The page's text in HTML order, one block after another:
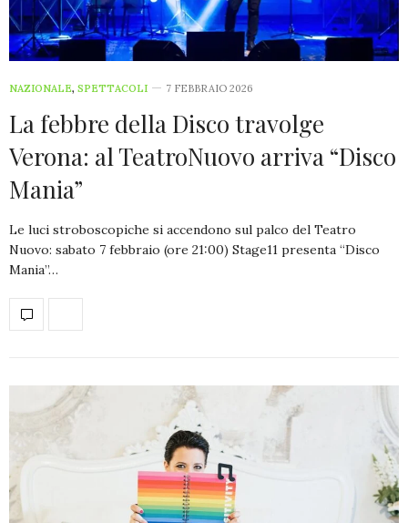
NAZIONALE, SPETTACOLI 7 FEBBRAIO 2026
La febbre della Disco travolge
Verona: al TeatroNuovo arriva “Disco
Mania”
Le luci stroboscopiche si accendono sul palco del Teatro
Nuovo: sabato 7 febbraio (ore 21:00) Stage11 presenta “Disco
Mania”…